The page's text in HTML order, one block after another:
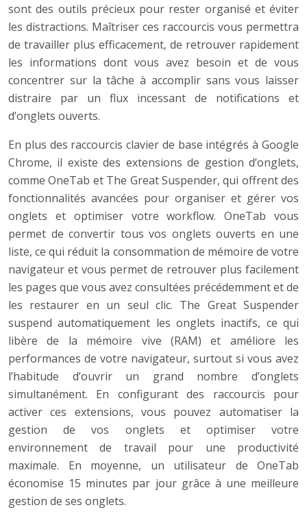
sont des outils précieux pour rester organisé et éviter
les distractions. Maîtriser ces raccourcis vous permettra
de travailler plus efficacement, de retrouver rapidement
les informations dont vous avez besoin et de vous
concentrer sur la tâche à accomplir sans vous laisser
distraire par un flux incessant de notifications et
d’onglets ouverts.
En plus des raccourcis clavier de base intégrés à Google
Chrome, il existe des extensions de gestion d’onglets,
comme OneTab et The Great Suspender, qui offrent des
fonctionnalités avancées pour organiser et gérer vos
onglets et optimiser votre workflow. OneTab vous
permet de convertir tous vos onglets ouverts en une
liste, ce qui réduit la consommation de mémoire de votre
navigateur et vous permet de retrouver plus facilement
les pages que vous avez consultées précédemment et de
les restaurer en un seul clic. The Great Suspender
suspend automatiquement les onglets inactifs, ce qui
libère de la mémoire vive (RAM) et améliore les
performances de votre navigateur, surtout si vous avez
l’habitude d’ouvrir un grand nombre d’onglets
simultanément. En configurant des raccourcis pour
activer ces extensions, vous pouvez automatiser la
gestion de vos onglets et optimiser votre
environnement de travail pour une productivité
maximale. En moyenne, un utilisateur de OneTab
économise 15 minutes par jour grâce à une meilleure
gestion de ses onglets.